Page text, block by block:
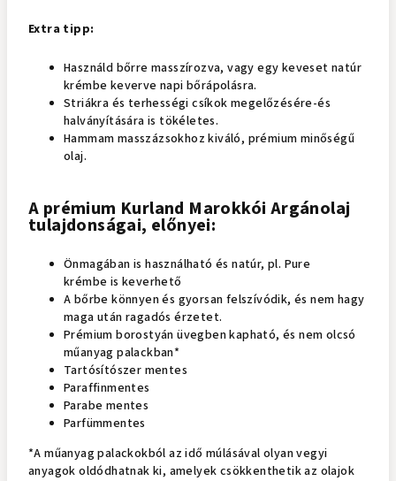
Extra tipp:
Használd bőrre masszírozva, vagy egy keveset natúr
krémbe keverve napi bőrápolásra.
Striákra és terhességi csíkok megelőzésére-és
halványítására is tökéletes.
Hammam masszázsokhoz kiváló, prémium minőségű
olaj.
A prémium Kurland Marokkói Argánolaj
tulajdonságai, előnyei:
Önmagában is használható és natúr, pl. Pure
krémbe is keverhető
A bőrbe könnyen és gyorsan felszívódik, és nem hagy
maga után ragadós érzetet.
Prémium borostyán üvegben kapható, és nem olcsó
műanyag palackban*
Tartósítószer mentes
Paraffinmentes
Parabe mentes
Parfümmentes
*A műanyag palackokból az idő múlásával olyan vegyi
anyagok oldódhatnak ki, amelyek csökkenthetik az olajok